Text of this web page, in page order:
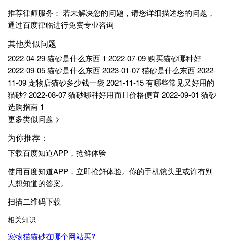
推荐律师服务： 若未解决您的问题，请您详细描述您的问题，
通过百度律临进行免费专业咨询
其他类似问题
2022-04-29 猫砂是什么东西 1 2022-07-09 购买猫砂哪种好
2022-09-05 猫砂是什么东西 2023-01-07 猫砂是什么东西 2022-
11-09 宠物店猫砂多少钱一袋 2021-11-15 有哪些常见又好用的
猫砂? 2022-08-07 猫砂哪种好用而且价格便宜 2022-09-01 猫砂
选购指南 1
更多类似问题 >
为你推荐：
下载百度知道APP，抢鲜体验
使用百度知道APP，立即抢鲜体验。你的手机镜头里或许有别
人想知道的答案。
扫描二维码下载
相关知识
宠物猫猫砂在哪个网站买?